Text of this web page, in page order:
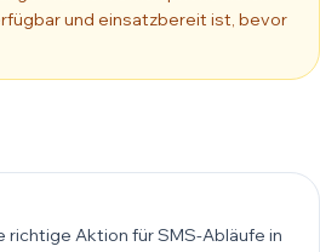
und einsatzbereit ist, bevor
richtige Aktion für SMS-Abläufe in